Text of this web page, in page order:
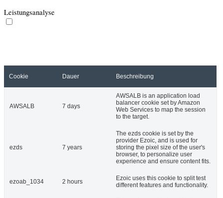
Leistungsanalyse
Cookie Dauer Beschreibung
AWSALB 7 days
AWSALB is an application load
balancer cookie set by Amazon
Web Services to map the session
to the target.
ezds 7 years
The ezds cookie is set by the
provider Ezoic, and is used for
storing the pixel size of the user's
browser, to personalize user
experience and ensure content fits.
ezoab_1034 2 hours
Ezoic uses this cookie to split test
different features and functionality.